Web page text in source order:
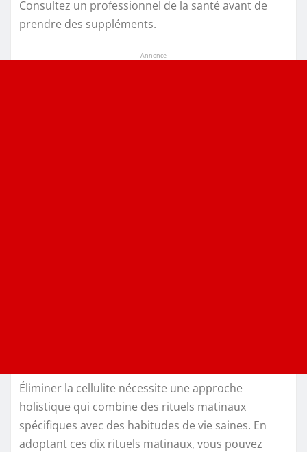
Consultez un professionnel de la santé avant de
prendre des suppléments.
Annonce
Éliminer la cellulite nécessite une approche
holistique qui combine des rituels matinaux
spécifiques avec des habitudes de vie saines. En
adoptant ces dix rituels matinaux, vous pouvez